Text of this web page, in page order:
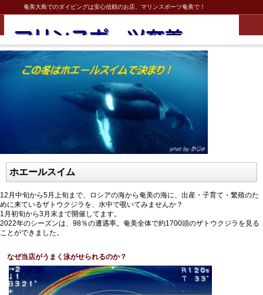
奄美大島でのダイビングは安心信頼のお店、マリンスポーツ奄美で！
ホエールスイム
12月中旬から5月上旬まで、ロシアの海から奄美の海に、出産・子育て・繁殖のた
めに来ているザトウクジラを、水中で覗いてみませんか？
1月初旬から3月末まで開催してます。
2022年のシーズンは、98％の遭遇率。奄美全体で約1700頭のザトウクジラを見る
ことができました。
なぜ当店がうまく泳がせられるのか？